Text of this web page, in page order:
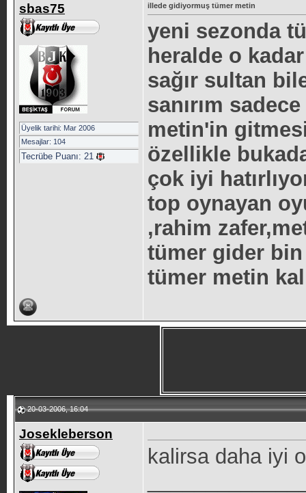
sbas75
Üyelik tarihi: Mar 2006
Mesajlar: 104
Tecrübe Puanı: 21
illede gidiyormuş tümer metin
yeni sezonda
heralde o
sağır sultan
sanırım
metin'in
özellikle
çok iyi
top oynayan
,rahim
tümer gider
tümer metin
20-03-2006, 16:04
Josekleberson
kalirsa daha iyi